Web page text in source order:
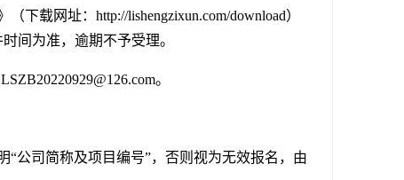
下载网址：http://lishengzixun.com/download）
间为准，逾期不予受理。
。
“公司简称及项目编号”，否则视为无效报名，由